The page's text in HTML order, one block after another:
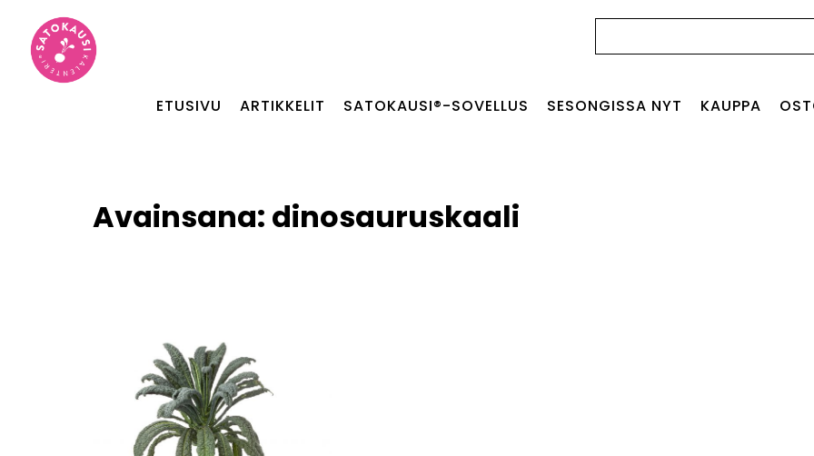
ETUSIVU ARTIKKELIT SATOKAUSI®-SOVELLUS SESONGISSA NYT KAUPPA
Avainsana: dinosauruskaali